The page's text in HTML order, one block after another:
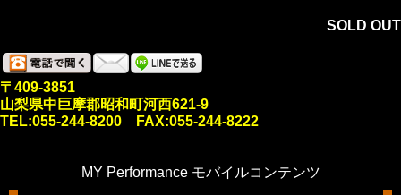
SOLD OUT
〒409-3851
山梨県中巨摩郡昭和町河西621-9
TEL:055-244-8200 FAX:055-244-8222
MY Performance モバイルコンテンツ